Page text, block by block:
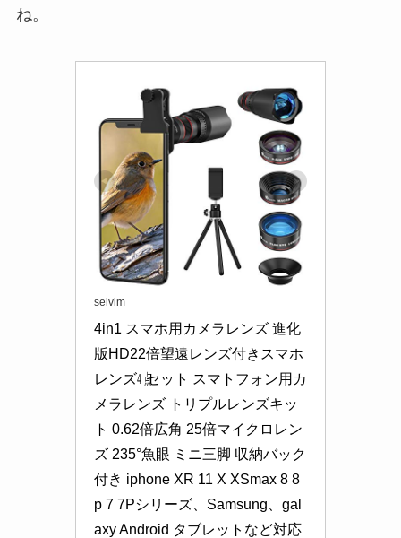
ね。
selvim
4in1 スマホ用カメラレンズ 進化
版HD22倍望遠レンズ付きスマホ
レンズ㍜セット スマトフォン用カ
メラレンズ トリプルレンズキッ
ト 0.62倍広角 25倍マイクロレン
ズ 235°魚眼 ミニ三脚 収納バック
付き iphone XR 11 X XSmax 8 8
p 7 7Pシリーズ、Samsung、gal
axy Android タブレットなど対応